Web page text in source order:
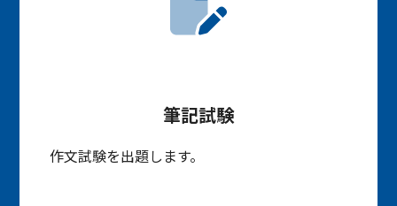
筆記試験
作文試験を出題します。